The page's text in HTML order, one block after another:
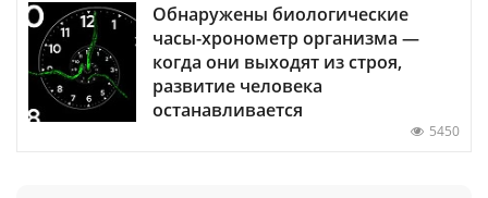
Обнаружены биологические
часы-хронометр организма —
когда они выходят из строя,
развитие человека
останавливается
5450